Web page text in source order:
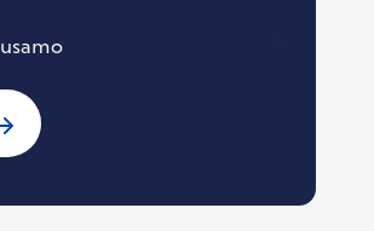
Ahvonen, Työfysioterapeutti,